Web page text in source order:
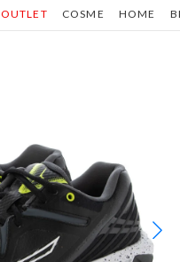
COSME HOME
OUTLET